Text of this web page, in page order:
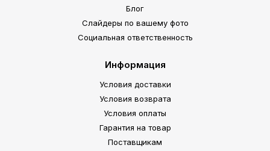
Блог
Слайдеры по вашему фото
Социальная ответственность
Информация
Условия доставки
Условия возврата
Условия оплаты
Гарантия на товар
Поставщикам